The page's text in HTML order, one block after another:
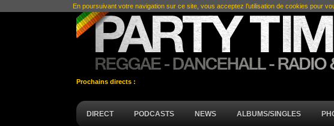
Prochains directs :
DIRECT PODCASTS NEWS ALBUMS/SINGLES
En poursuivant votre navigation sur ce site, vous acceptez l’utilisation de cookies pour